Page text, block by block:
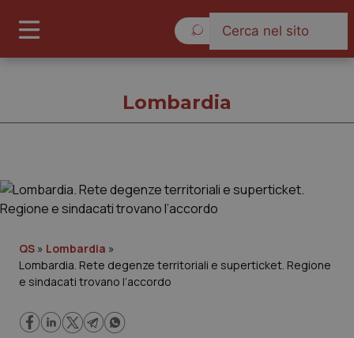
Governo e Parlamento
Regioni e Asl
Lombardia
QS » Lombardia »
Lombardia. Rete degenze territoriali e superticket. Regione
e sindacati trovano l’accordo